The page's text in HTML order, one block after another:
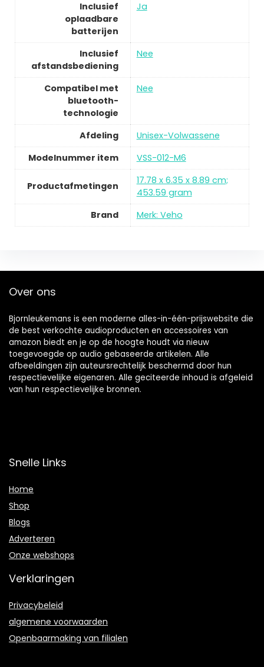
Inclusief
oplaadbare
batterijen
Ja
Inclusief
afstandsbediening
Nee
Compatibel met
bluetooth-
technologie
Nee
Afdeling
Unisex-Volwassene
Modelnummer item
VSS-012-M6
Productafmetingen
17.78 x 6.35 x 8.89 cm;
453.59 gram
Brand
Merk: Veho
Over ons
Bjornleukemans is een moderne alles-in-één-prijswebsite die
de best verkochte audioproducten en accessoires van
amazon biedt en je op de hoogte houdt via nieuw
toegevoegde op audio gebaseerde artikelen. Alle
afbeeldingen zijn auteursrechtelijk beschermd door hun
respectievelijke eigenaren. Alle geciteerde inhoud is afgeleid
van hun respectievelijke bronnen.
Snelle Links
Home
Shop
Blogs
Adverteren
Onze webshops
Verklaringen
Privacybeleid
algemene voorwaarden
Openbaarmaking van filialen